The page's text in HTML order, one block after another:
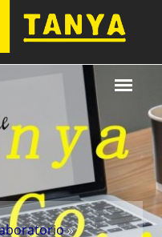
»